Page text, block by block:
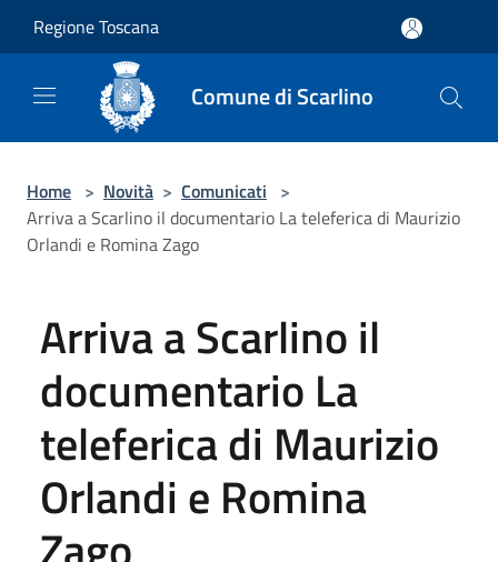
Regione Toscana
Comune di Scarlino
Home > Novità > Comunicati >
Arriva a Scarlino il documentario La teleferica di Maurizio
Orlandi e Romina Zago
Arriva a Scarlino il
documentario La
teleferica di Maurizio
Orlandi e Romina